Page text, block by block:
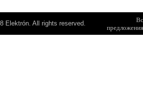
Elektrón. All rights reserved.
предложения